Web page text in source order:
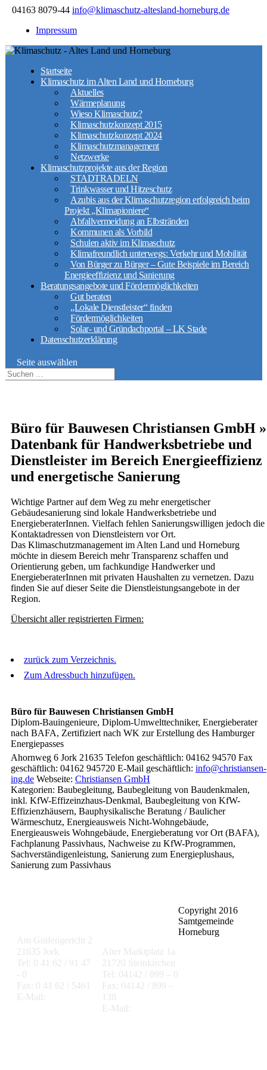
04163 8079-44 info@klimaschutz-altesland-horneburg.de
Impressum
Startseite
Klimaschutz im Alten Land und Horneburg
Aktuelles
Wärmeplanung
Wieso Klimaschutz?
Klimaschutzkonzept 2015
Klimaschutzkonzept 2024
Klimaschutzmanagement
Netzwerke
Klimaschutzprojekte aus der Region
STADTRADELN
Trinkwasser und Hitzeschutz
Azubis aus der Klimaschutzregion erfolgreich beim
Projekt „Klimapioniere“
Abfallvermeidung an Elbstränden
Kommunen als Vorbild
Schulen aktiv im Klimaschutz
Klimafreundlich unterwegs: Verkehr und Mobilität
Von Bürger zu Bürger – Gute Beispiele im Bereich
Energieeffizienz und Sanierung
Beratungsangebote und Fördermöglichkeiten
Gut beraten
„Lokale Dienstleister“ finden
Fördermöglichkeiten
Solar- und Gründachportal – LK Stade
Datenschutzerklärung
Seite auswählen
Büro für Bauwesen Christiansen GmbH »
Datenbank für Handwerksbetriebe und
Dienstleister im Bereich Energieeffizienz
und energetische Sanierung
Wichtige Partner auf dem Weg zu mehr energetischer
Gebäudesanierung sind lokale Handwerksbetriebe und
EnergieberaterInnen. Vielfach fehlen Sanierungswilligen jedoch die
Kontaktadressen von Dienstleistern vor Ort.
Das Klimaschutzmanagement im Alten Land und Horneburg
möchte in diesem Bereich mehr Transparenz schaffen und
Orientierung geben, um fachkundige Handwerker und
EnergieberaterInnen mit privaten Haushalten zu vernetzen. Dazu
finden Sie auf dieser Seite die Dienstleistungsangebote in der
Region.
Übersicht aller registrierten Firmen:
zurück zum Verzeichnis.
Zum Adressbuch hinzufügen.
Büro für Bauwesen Christiansen GmbH
Diplom-Bauingenieure, Diplom-Umwelttechniker, Energieberater
nach BAFA, Zertifiziert nach WK zur Erstellung des Hamburger
Energiepasses
Ahornweg 6 Jork 21635 Telefon geschäftlich: 04162 94570 Fax
geschäftlich: 04162 945720 E-Mail geschäftlich: info@christiansen-
ing.de Webseite: Christiansen GmbH
Kategorien: Baubegleitung, Baubegleitung von Baudenkmalen,
inkl. KfW-Effizeinzhaus-Denkmal, Baubegleitung von KfW-
Effizienzhäusern, Bauphysikalische Beratung / Baulicher
Wärmeschutz, Energieausweis Nicht-Wohngebäude,
Energieausweis Wohngebäude, Energieberatung vor Ort (BAFA),
Fachplanung Passivhaus, Nachweise zu KfW-Programmen,
Sachverständigenleistung, Sanierung zum Energieplushaus,
Sanierung zum Passivhaus
Am Gräfengericht 2
21635 Jork
Tel: 0 41 62 / 91 47
- 0
Fax: 0 41 62 / 5461
E-Mail:
Alter Marktplatz 1a
21720 Steinkirchen
Tel: 04142 / 899 – 0
Fax: 04142 / 899 –
138
E-Mail:
Copyright 2016
Samtgemeinde
Horneburg